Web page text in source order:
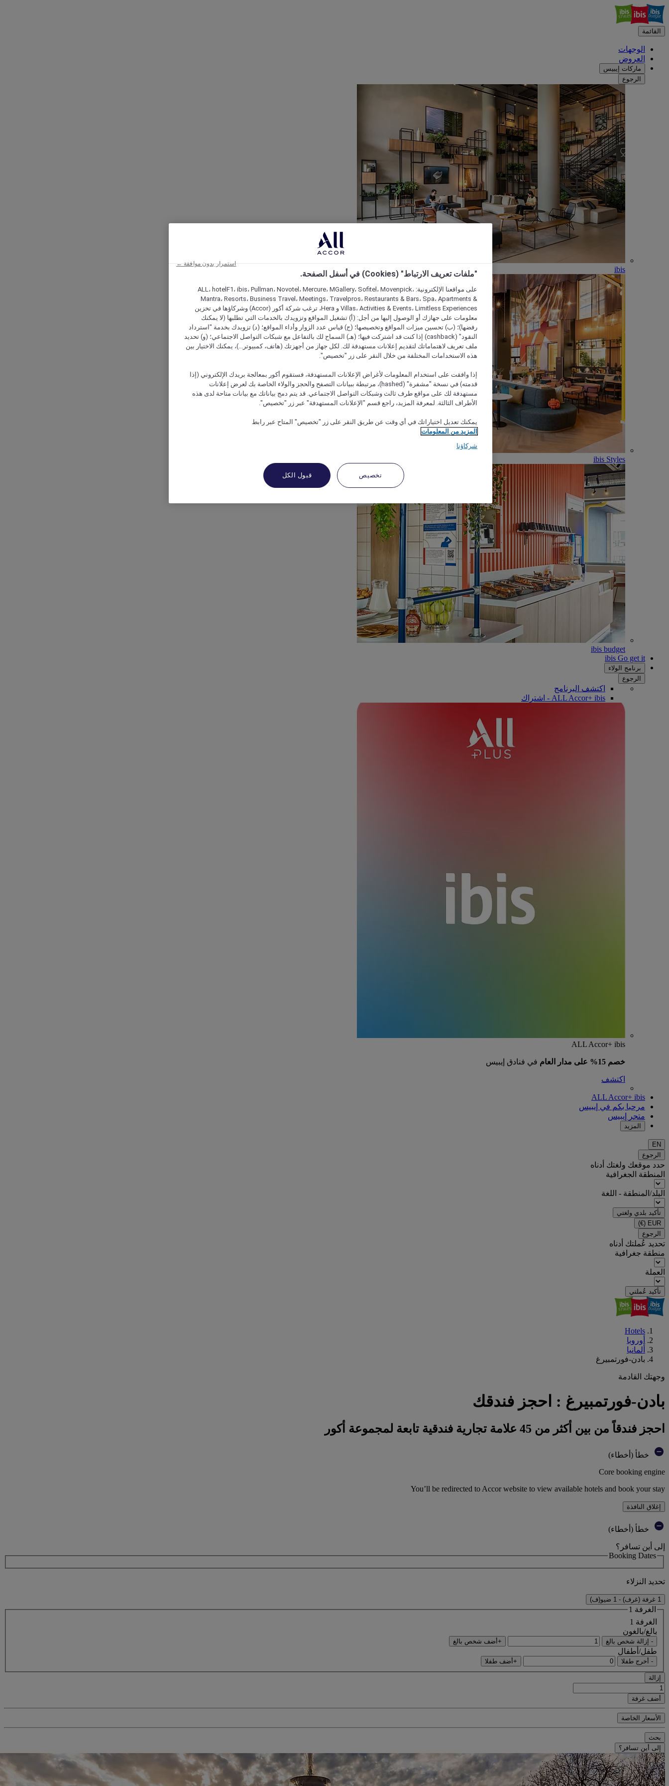
القائمة
الوجهات
العروض
ماركات إيبيس
الرجوع
ibis
ibis Styles
ibis budget
ibis Go get it
برنامج الولاء
الرجوع
اكتشف البرنامج
ALL Accor+ ibis - اشتراك
ALL Accor+ ibis
خصم 15% على مدار العام في فنادق إيبيس
اكتشف
ALL Accor+ ibis
مرحبا بكم في إيبيس
متجر إيبيس
المزيد
EN
الرجوع
حدد موقعك ولغتك أدناه
المنطقة الجغرافية
البلد/المنطقة - اللغة
تأكيد بلدي ولغتي
EUR
(€)
الرجوع
تحديد عُملتك أدناه
منطقة جغرافية
العملة
تأكيد عُملتي
Hotels
أوروبا
ألمانيا
بادن-فورتمبيرغ
وجهتك القادمة
بادن-فورتمبيرغ : احجز فندقك
احجز فندقاً من بين أكثر من 45 علامة تجارية فندقية تابعة لمجموعة أكور
خطأ (أخطاء)
Core booking engine
You’ll be redirected to Accor website to view available hotels and book your stay
إغلاق النافذة
خطأ (أخطاء)
إلى أين تسافر؟
Booking Dates
تحديد النزلاء
1 غرفة (غرف) - 1 ضيو(ف)
الغرفة 1
الغرفة 1
بالغ/بالغون
- إزالة شخص بالغ +أضف شخص بالغ
طفل/أطفال
- أخرج طفلا +أضف طفلا
إزالة
أضف غرفة
الأسعار الخاصة
بحث
إلى أين تسافر؟
"ملفات تعريف الارتباط" (Cookies) في أسفل الصفحة.
على مواقعنا الإلكترونية: ALL، hotelF1، ibis، Pullman، Novotel، Mercure، MGallery، Sofitel، Movenpick،
Mantra، Resorts، Business Travel، Meetings، Travelpros، Restaurants & Bars، Spa، Apartments &
Villas، Activities & Events، Limitless Experiences و Hera، ترغب شركة أكور (Accor) وشركاؤها في تخزين
معلومات على جهازك أو الوصول إليها من أجل: (أ) تشغيل المواقع وتزويدك بالخدمات التي تطلبها (لا يمكنك
رفضها)؛ (ب) تحسين ميزات المواقع وتخصيصها؛ (ج) قياس عدد الزوار وأداء المواقع؛ (د) تزويدك بخدمة "استرداد
النقود" (cashback) إذا كنت قد اشتركت فيها؛ (هـ) السماح لك بالتفاعل مع شبكات التواصل الاجتماعي؛ (و) تحديد
ملف تعريف لاهتماماتك لتقديم إعلانات مستهدفة لك. لكل جهاز من أجهزتك (هاتف، كمبيوتر...)، يمكنك الاختيار بين
هذه الاستخدامات المختلفة من خلال النقر على زر "تخصيص".
إذا وافقت على استخدام المعلومات لأغراض الإعلانات المستهدفة، فستقوم أكور بمعالجة بريدك الإلكتروني (إذا
قدمته) في نسخة "مشفرة" (hashed)، مرتبطة ببيانات التصفح والحجز والولاء الخاصة بك لعرض إعلانات
مستهدفة لك على مواقع طرف ثالث وشبكات التواصل الاجتماعي. قد يتم دمج بياناتك مع بيانات متاحة لدى هذه
الأطراف الثالثة. لمعرفة المزيد، راجع قسم "الإعلانات المستهدفة" عبر زر "تخصيص".
يمكنك تعديل اختياراتك في أي وقت عن طريق النقر على زر "تخصيص" المتاح عبر رابط
المزيد من المعلومات
شركاؤنا
تخصيص قبول الكل
استمرار بدون موافقة ←